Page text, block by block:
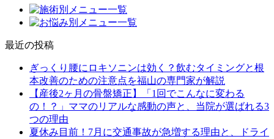
最近の投稿
ぎっくり腰にロキソニンは効く？飲むタイミングと根
本改善のための注意点を福山の専門家が解説
【産後2ヶ月の骨盤矯正】「1回でこんなに変わる
の！？」ママのリアルな感動の声と、当院が選ばれる3
つの理由
夏休み目前！7月に交通事故が急増する理由と、ドライ